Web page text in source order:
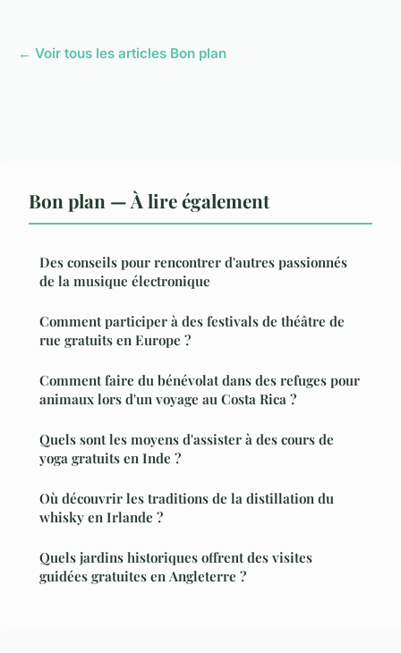
← Voir tous les articles Bon plan
Bon plan — À lire également
Des conseils pour rencontrer d'autres passionnés
de la musique électronique
Comment participer à des festivals de théâtre de
rue gratuits en Europe ?
Comment faire du bénévolat dans des refuges pour
animaux lors d'un voyage au Costa Rica ?
Quels sont les moyens d'assister à des cours de
yoga gratuits en Inde ?
Où découvrir les traditions de la distillation du
whisky en Irlande ?
Quels jardins historiques offrent des visites
guidées gratuites en Angleterre ?